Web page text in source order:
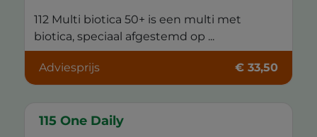
112 Multi biotica 50+ is een multi met
biotica, speciaal afgestemd op ...
Adviesprijs € 33,50
115 One Daily